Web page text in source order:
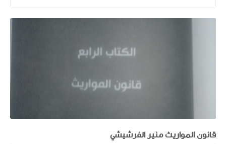
قانون المواريث منير الفرشيشي